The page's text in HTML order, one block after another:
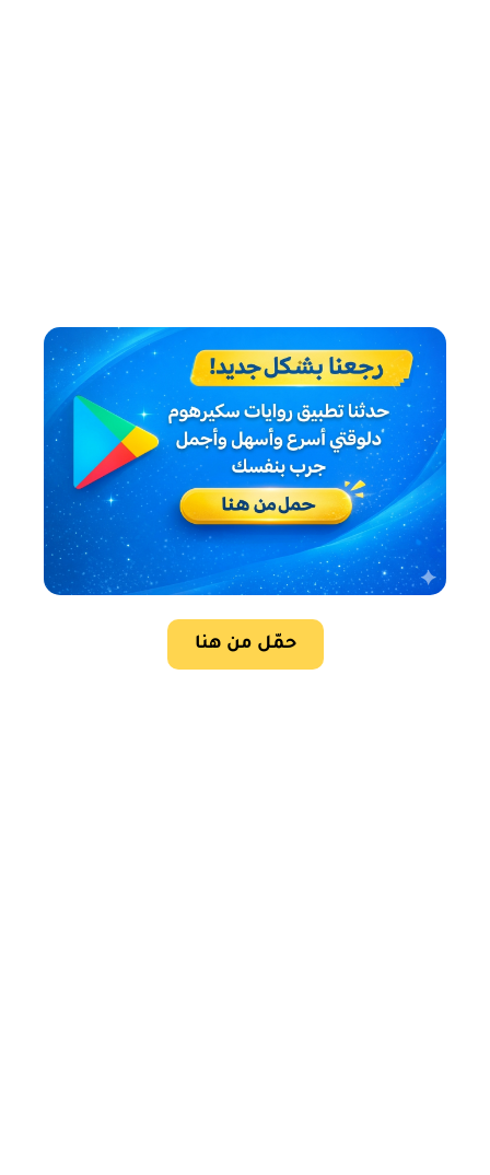
حمّل من هنا